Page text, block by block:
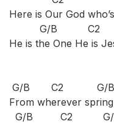
Here is Our God
G/B C2
He is the One He is
G/B C2
From wherever
G/B C2